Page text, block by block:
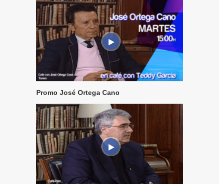
Promo José Ortega Cano